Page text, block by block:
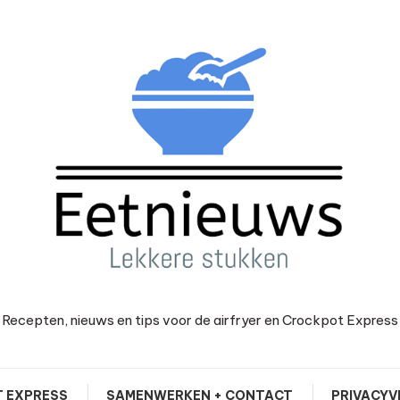
Recepten, nieuws en tips voor de airfryer en Crockpot Express
EXPRESS SAMENWERKEN + CONTACT